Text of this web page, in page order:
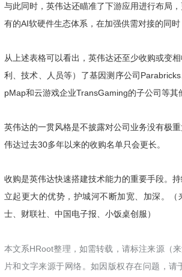
与此同时，英伟达还瞄准了下游应用进行布局
有的AI软硬件生态体系，在加强供需对接的同时
从上述表格可以看出，英伟达还至少收购或变
利、技术、人员等）了基因测序公司
pMap和云游戏企业TransGaming的子公司等其
英伟达的一贯风格是不披露对公司业务没有极
伟达过去30多年以来的收购名单只会更长。
收购是英伟达快速搭建技术能力的重要手段。
立起更大的优势，护城河不断加宽、加深。（
士、财联社、中国电子报、小饭桌创服）
本文系HRoot整理，如需转载，请标注来源（
片和文字来源于网络。如因版权存在问题，请